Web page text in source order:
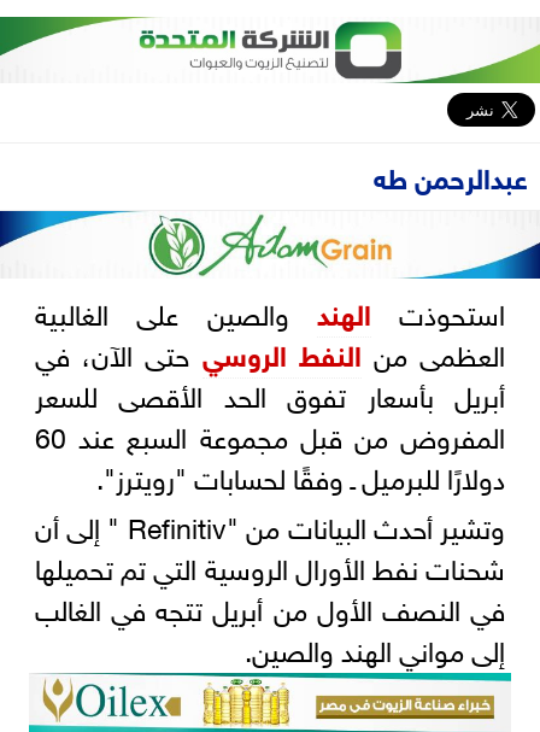
عبدالرحمن طه
استحوذت الهند والصين على الغالبية
العظمى من النفط الروسي حتى الآن، في
أبريل بأسعار تفوق الحد الأقصى للسعر
المفروض من قبل مجموعة السبع عند 60
دولارًا للبرميل ـ وفقًا لحسابات "رويترز".
وتشير أحدث البيانات من "Refinitiv " إلى أن
شحنات نفط الأورال الروسية التي تم تحميلها
في النصف الأول من أبريل تتجه في الغالب
إلى مواني الهند والصين.